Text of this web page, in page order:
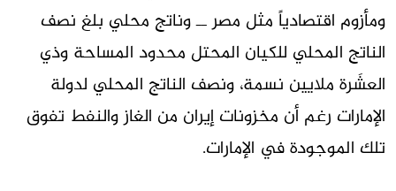
ومأزوم اقتصادياً مثل مصر ــ وناتج محلي بلغ نصف
الناتج المحلي للكيان المحتل محدود المساحة وذي
العشَرة ملايين نسمة، ونصف الناتج المحلي لدولة
الإمارات رغم أن مخزونات إيران من الغاز والنفط تفوق
تلك الموجودة في الإمارات.